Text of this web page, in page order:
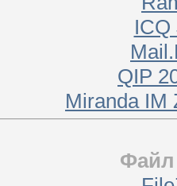
ICQ
QIP
Miranda IM